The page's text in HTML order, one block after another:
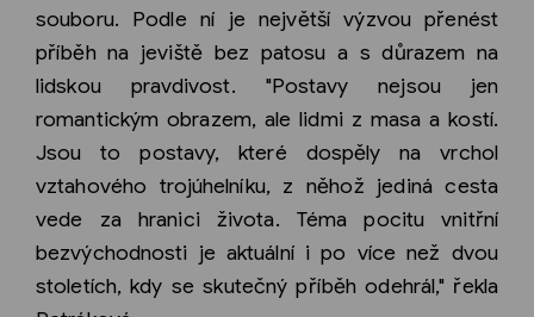
souboru. Podle ní je největší výzvou přenést
příběh na jeviště bez patosu a s důrazem na
lidskou pravdivost. "Postavy nejsou jen
romantickým obrazem, ale lidmi z masa a kostí.
Jsou to postavy, které dospěly na vrchol
vztahového trojúhelníku, z něhož jediná cesta
vede za hranici života. Téma pocitu vnitřní
bezvýchodnosti je aktuální i po více než dvou
stoletích, kdy se skutečný příběh odehrál," řekla